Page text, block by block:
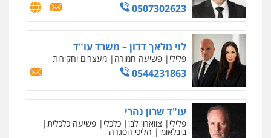
0507302623
לוי מלאך דדון – משרד עו"ד
פלילי פשיעה חמורה מעצרים וחקירות
0544231863
עו"ד שרון נהרי
פלילי צווארון לבן כלכלי פשיעה כלכלית
בינלאומי הליכי הסגרה